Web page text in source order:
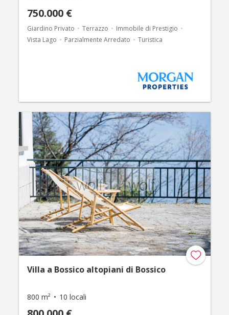
750.000 €
Giardino Privato Terrazzo
Immobile di Prestigio
Vista Lago
Parzialmente Arredato Turistica
Villa a Bossico altopiani di Bossico
800 m² 10 locali